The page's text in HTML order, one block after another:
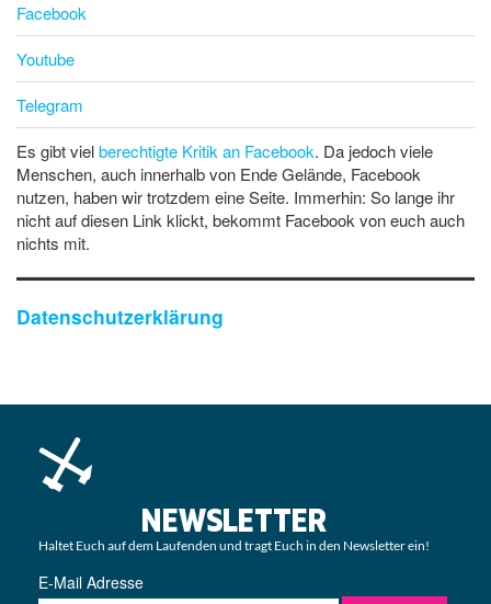
Facebook
Youtube
Telegram
Es gibt vielberechtigte Kritik an Facebook. Da jedoch viele
Menschen, auch innerhalb von Ende Gelände, Facebook
nutzen, haben wir trotzdem eine Seite. Immerhin: So lange ihr
nicht auf diesen Link klickt, bekommt Facebook von euch auch
nichts mit.
Datenschutzerklärung
NEWSLETTER
Haltet Euch auf dem Laufenden und tragt Euch in den Newsletter ein!
E-Mail Adresse